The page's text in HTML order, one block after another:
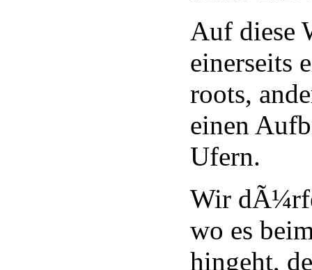
Auf diese
einerseits
roots,
einen
Ufern.
Wir
wo es
hingeht,